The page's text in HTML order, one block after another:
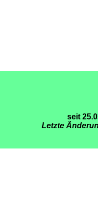
seit
Letzte